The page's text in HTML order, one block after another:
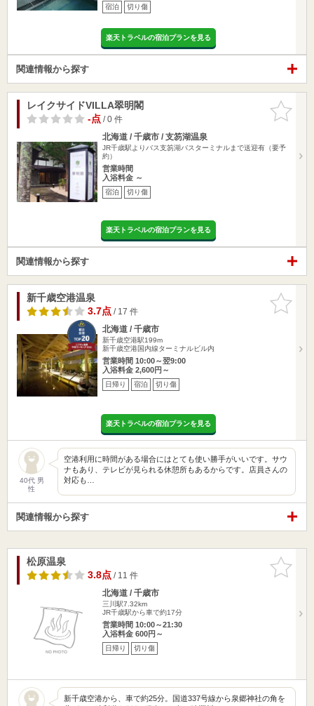
宿泊 切り傷
楽天トラベルの宿泊プランを見る
関連情報から探す
お気に入
りに追加
レイクサイドVILLA翠明閣
-点/ 0 件
北海道 / 千歳市 / 支笏湖温泉
JR千歳駅よりバス支笏湖バスターミナルまで送迎有（要予
約）
営業時間
入浴料金 ～
宿泊 切り傷
楽天トラベルの宿泊プランを見る
関連情報から探す
お気に入
りに追加
新千歳空港温泉
3.7点/ 17 件
北海道 / 千歳市
新千歳空港駅199m
新千歳空港国内線ターミナルビル内
営業時間 10:00～翌9:00
入浴料金 2,600円～
日帰り 宿泊 切り傷
楽天トラベルの宿泊プランを見る
40代 男
性
空港利用に時間がある場合にはとても使い勝手がいいです。サウ
ナもあり、テレビが見られる休憩所もあるからです。店員さんの
対応も…
関連情報から探す
お気に入
りに追加
松原温泉
3.8点/ 11 件
北海道 / 千歳市
三川駅7.32km
JR千歳駅から車で約17分
営業時間 10:00～21:30
入浴料金 600円～
日帰り 切り傷
新千歳空港から、車で約25分。国道337号線から泉郷神社の角を